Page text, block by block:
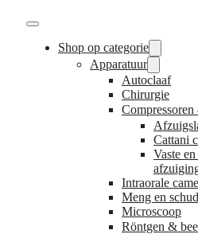
Shop op categorie
Apparatuur
Autoclaaf
Chirurgie
Cattani
Vaste
Intraorale
Meng en
Microscoop
Röntgen &